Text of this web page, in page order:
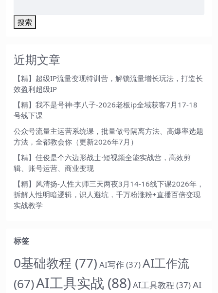
搜索
近期文章
【精】超级IP流量变现特训营，解锁流量增长玩法，打造长
效盈利超级IP
【精】我不是号神·李八子-2026老板ip全域获客7月17-18
号线下课
公众号流量主运营系统课，批量做号隔离方法、高爆率选题
方法，全都教会你（更新2026年7月）
【精】佳俊是个六边形战士·短视频全能实战营，高效剪
辑、账号运营、商业变现
【精】风清扬-人性大师三天两夜3月14-16线下课2026年，
拆解人性明暗逻辑，识人避坑，千万粉涨粉+直播百倍变现
实战教学
标签
0基础教程 (77) AI写作(37)AI工作流
(67)AI工具实战 (88)AI工具教程 (37)AI